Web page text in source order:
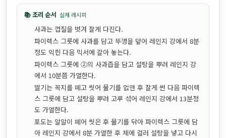
📚 조리 순서 실제 레시피
사과는 껍질을 벗겨 잘게 다진다.
파이렉스 그릇에 사과를 담고 뚜껑을 덮어 레인지 강에서 8분
정도 익힌 다음 믹서에 갈아 놓는다.
파이렉스 그릇에 ②의 사과즙을 담고 설탕을 뿌려 레인지 강
에서 10분쯤 가열한다.
딸기는 꼭지를 떼고 씻어 물기를 없앤 후 잘게 썬 다음 파이렉
스 그릇에 담고 설탕을 뿌려 고루 섞어 레인지 강에서 13분정
도 가열한다.
포도는 알알이 떼어 씻은 후 물기를 닦아 파이렉스 그릇에 담
아 레인지 강에서 8분 가열한 후 체에 걸러 설탕을 넣고 다시